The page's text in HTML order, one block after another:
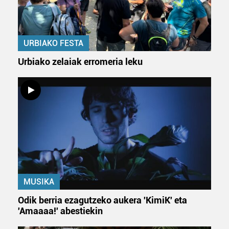
duten interes legitimoa eta horren aurka nola egin
dezakezun ikusteko.
Lortu zure datu pertsonalak prozesatzeko moduari
buruzko informazio gehiago eta ezarri zure lehentasunak
Webgune honek cookie propioak eta hirugarrenen cookie-
fitxategiak erabiltzen ditu. Zure esperientzia eta
zerbitzuak hobetzeko asmoz, cookie teknologiaz
baliatzen gara. Ohar hau onartuz gero, teknologia hori
erabiltzeko baimen esplizitua ematen diguzu.
irakurri
URBIAKO FESTA
Urbiako zelaiak erromeria leku
MUSIKA
Odik berria ezagutzeko aukera 'KimiK' eta
'Amaaaa!' abestiekin